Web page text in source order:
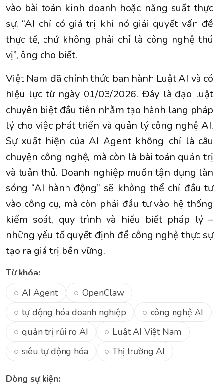
vào bài toán kinh doanh hoặc năng suất thực
sự. “AI chỉ có giá trị khi nó giải quyết vấn đề
thực tế, chứ không phải chỉ là công nghệ thú
vị”, ông cho biết.
Việt Nam đã chính thức ban hành Luật AI và có
hiệu lực từ ngày 01/03/2026. Đây là đạo luật
chuyên biệt đầu tiên nhằm tạo hành lang pháp
lý cho việc phát triển và quản lý công nghệ AI.
Sự xuất hiện của AI Agent không chỉ là câu
chuyện công nghệ, mà còn là bài toán quản trị
và tuân thủ. Doanh nghiệp muốn tận dụng làn
sóng “AI hành động” sẽ không thể chỉ đầu tư
vào công cụ, mà còn phải đầu tư vào hệ thống
kiểm soát, quy trình và hiểu biết pháp lý –
những yếu tố quyết định để công nghệ thực sự
tạo ra giá trị bền vững.
Từ khóa:
AI Agent
OpenClaw
tự động hóa doanh nghiệp
công nghệ AI
quản trị rủi ro AI
Luật AI Việt Nam
siêu tự động hóa
Thị trường AI
Dòng sự kiện: